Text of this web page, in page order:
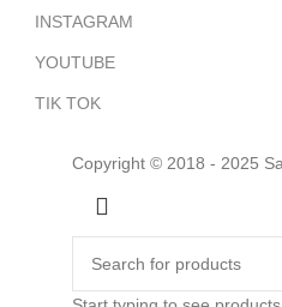
INSTAGRAM
YOUTUBE
TIK TOK
Copyright © 2018 - 2025